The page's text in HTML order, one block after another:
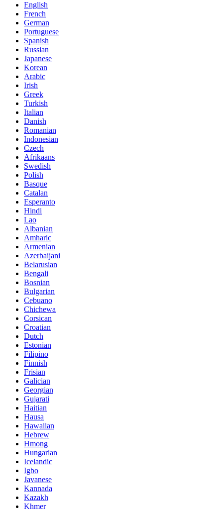
English
French
German
Portuguese
Spanish
Russian
Japanese
Korean
Arabic
Irish
Greek
Turkish
Italian
Danish
Romanian
Indonesian
Czech
Afrikaans
Swedish
Polish
Basque
Catalan
Esperanto
Hindi
Lao
Albanian
Amharic
Armenian
Azerbaijani
Belarusian
Bengali
Bosnian
Bulgarian
Cebuano
Chichewa
Corsican
Croatian
Dutch
Estonian
Filipino
Finnish
Frisian
Galician
Georgian
Gujarati
Haitian
Hausa
Hawaiian
Hebrew
Hmong
Hungarian
Icelandic
Igbo
Javanese
Kannada
Kazakh
Khmer